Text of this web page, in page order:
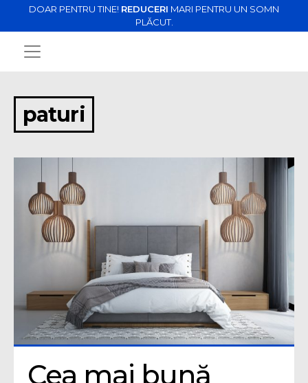
DOAR PENTRU TINE! REDUCERI MARI PENTRU UN SOMN
PLĂCUT.
paturi
Cea mai bună